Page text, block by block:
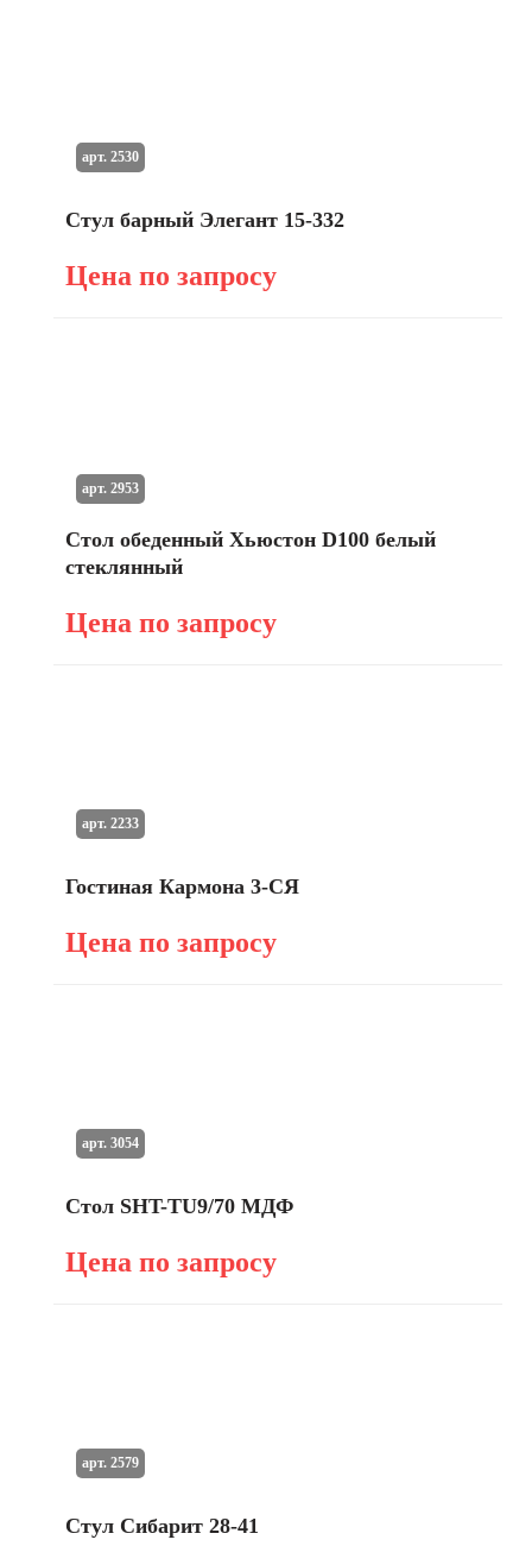
Стул барный Элегант 15-332
Цена по запросу
арт. 2530
Стол обеденный Хьюстон D100 белый
стеклянный
Цена по запросу
арт. 2953
Гостиная Кармона 3-СЯ
Цена по запросу
арт. 2233
Стол SHT-TU9/70 МДФ
Цена по запросу
арт. 3054
Стул Сибарит 28-41
арт. 2579